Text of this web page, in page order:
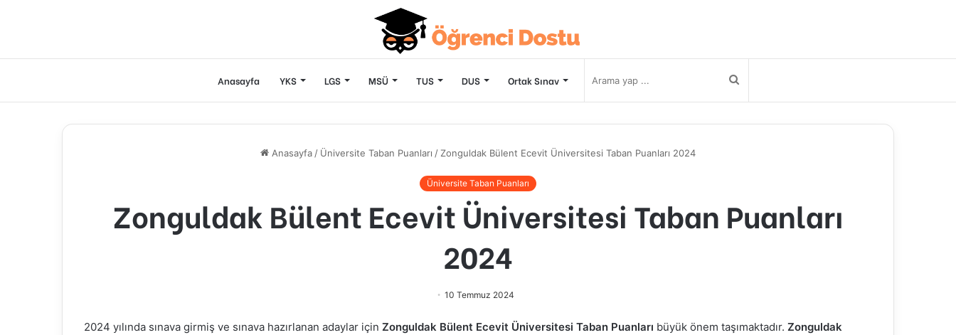
Anasayfa YKS LGS MSÜ TUS DUS Ortak Sınav Arama
yap
Anasayfa / Üniversite Taban Puanları / Zonguldak Bülent Ecevit Üniversitesi Taban Puanları 2024
Üniversite Taban Puanları
Zonguldak Bülent Ecevit Üniversitesi Taban Puanları
2024
10 Temmuz 2024
2024 yılında sınava girmiş ve sınava hazırlanan adaylar için Zonguldak Bülent Ecevit Üniversitesi Taban Puanları büyük önem taşımaktadır. Zonguldak